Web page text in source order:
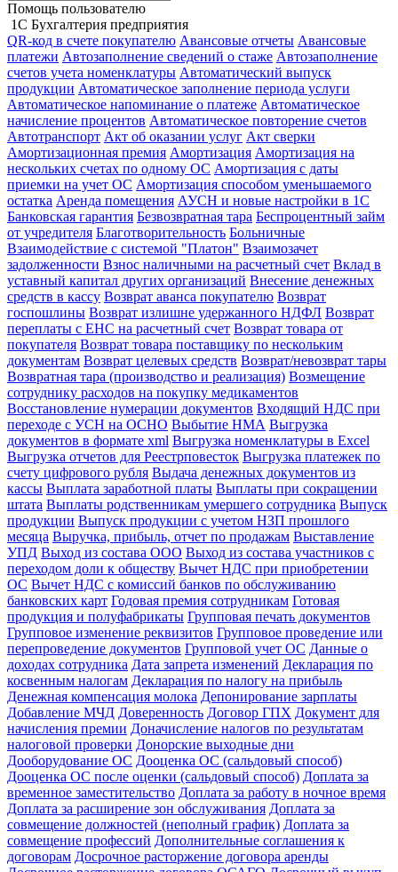
Помощь пользователю
1С Бухгалтерия предприятия
QR-код в счете покупателю Авансовые отчеты Авансовые
платежи Автозаполнение сведений о стаже Автозаполнение
счетов учета номенклатуры Автоматический выпуск
продукции Автоматическое заполнение периода услуги
Автоматическое напоминание о платеже Автоматическое
начисление процентов Автоматическое повторение счетов
Автотранспорт Акт об оказании услуг Акт сверки
Амортизационная премия Амортизация Амортизация на
нескольких счетах по одному ОС Амортизация с даты
приемки на учет ОС Амортизация способом уменьшаемого
остатка Аренда помещения АУСН и новые настройки в 1С
Банковская гарантия Безвозвратная тара Беспроцентный займ
от учредителя Благотворительность Больничные
Взаимодействие с системой "Платон" Взаимозачет
задолженности Взнос наличными на расчетный счет Вклад в
уставный капитал других организаций Внесение денежных
средств в кассу Возврат аванса покупателю Возврат
госпошлины Возврат излишне удержанного НДФЛ Возврат
переплаты с ЕНС на расчетный счет Возврат товара от
покупателя Возврат товара поставщику по нескольким
документам Возврат целевых средств Возврат/невозврат тары
Возвратная тара (производство и реализация) Возмещение
сотруднику расходов на покупку медикаментов
Восстановление нумерации документов Входящий НДС при
переходе с УСН на ОСНО Выбытие НМА Выгрузка
документов в формате xml Выгрузка номенклатуры в Excel
Выгрузка отчетов для Реестрповесток Выгрузка платежек по
счету цифрового рубля Выдача денежных документов из
кассы Выплата заработной платы Выплаты при сокращении
штата Выплаты родственникам умершего сотрудника Выпуск
продукции Выпуск продукции с учетом НЗП прошлого
месяца Выручка, прибыль, отчет по продажам Выставление
УПД Выход из состава ООО Выход из состава участников с
переходом доли к обществу Вычет НДС при приобретении
ОС Вычет НДС с комиссий банков по обслуживанию
банковских карт Годовая премия сотрудникам Готовая
продукция и полуфабрикаты Групповая печать документов
Групповое изменение реквизитов Групповое проведение или
перепроведение документов Групповой учет ОС Данные о
доходах сотрудника Дата запрета изменений Декларация по
косвенным налогам Декларация по налогу на прибыль
Денежная компенсация молока Депонирование зарплаты
Добавление МЧД Доверенность Договор ГПХ Документ для
начисления премии Доначисление налогов по результатам
налоговой проверки Донорские выходные дни
Дооборудование ОС Дооценка ОС (сальдовый способ)
Дооценка ОС после оценки (сальдовый способ) Доплата за
временное заместительство Доплата за работу в ночное время
Доплата за расширение зон обслуживания Доплата за
совмещение должностей (неполный график) Доплата за
совмещение профессий Дополнительные соглашения к
договорам Досрочное расторжение договора аренды